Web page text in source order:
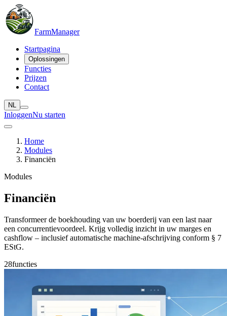
FarmManager
Startpagina
Oplossingen
Functies
Prijzen
Contact
NL
InloggenNu starten
Home
Modules
Financiën
Modules
Financiën
Transformeer de boekhouding van uw boerderij van een last naar
een concurrentievoordeel. Krijg volledig inzicht in uw marges en
cashflow – inclusief automatische machine-afschrijving conform § 7
EStG.
28functies